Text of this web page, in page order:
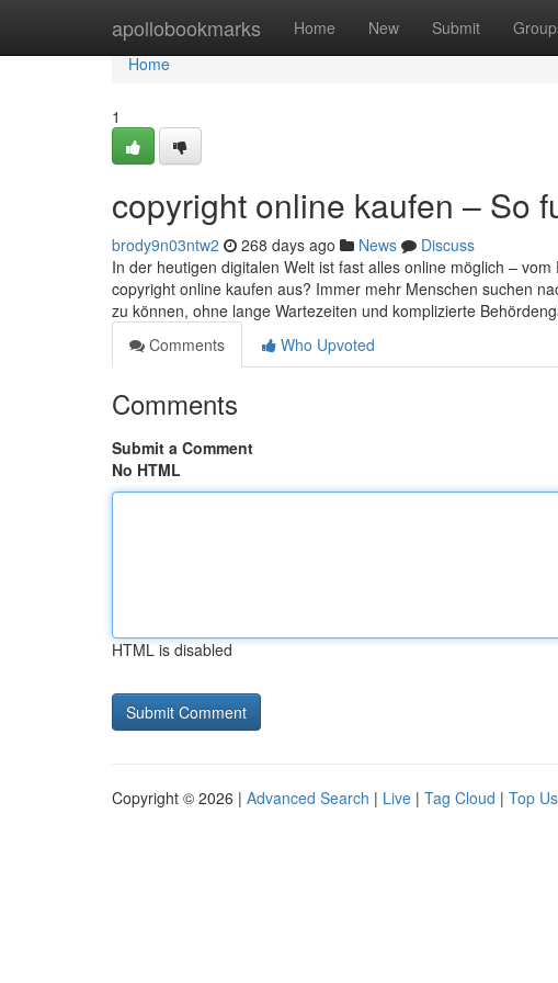
apollobookmarks Home New Submit
Home
Home
1
copyright online kaufen – So
brody9n03ntw2 268 days ago News
Discuss
In der heutigen digitalen Welt ist fast alles online möglich –
copyright online kaufen aus? Immer mehr Menschen suchen
zu können, ohne lange Wartezeiten und komplizierte
Comments
Who Upvoted
Comments
Submit a Comment
No HTML
HTML is disabled
Copyright © 2026 | Advanced Search | Live | Tag Cloud | Top